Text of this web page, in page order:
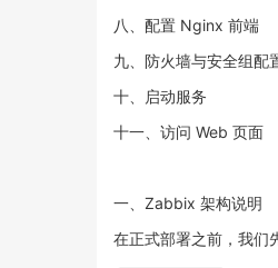
八、配置 Nginx 前端
九、防火墙与安全组配
十、启动服务
十一、访问 Web 页面
一、Zabbix 架构说明
在正式部署之前，我们